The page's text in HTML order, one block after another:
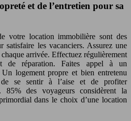
et de l’entretien pour sa
votre location immobilière sont des
satisfaire les vacanciers. Assurez une
arrivée. Effectuez régulièrement
de réparation. Faites appel à un
logement propre et bien entretenu
de se sentir à l’aise et de profiter
85% des voyageurs considèrent la
dans le choix d’une location